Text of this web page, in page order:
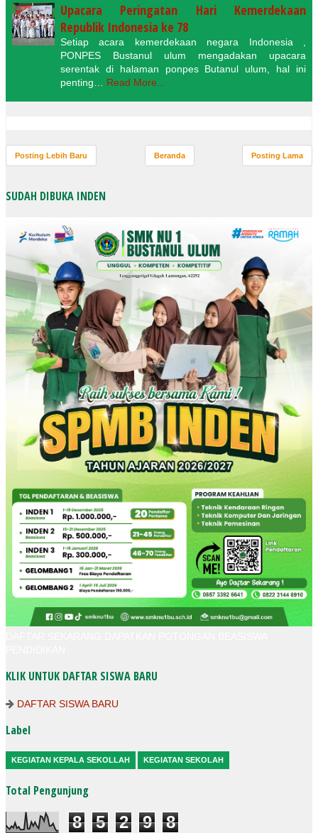
Upacara Peringatan Hari Kemerdekaan
Republik Indonesia ke 78
Setiap acara kemerdekaan negara Indonesia ,
PONPES Bustanul ulum mengadakan upacara
serentak di halaman ponpes Butanul ulum, hal ini
penting…
Read More...
Posting Lebih Baru Posting Lama
Beranda
SUDAH DIBUKA INDEN
KLIK UNTUK DAFTAR SISWA BARU
DAFTAR SISWA BARU
Label
KEGIATAN KEPALA SEKOLLAH KEGIATAN SEKOLAH
Total Pengunjung
8 5 2 9 8